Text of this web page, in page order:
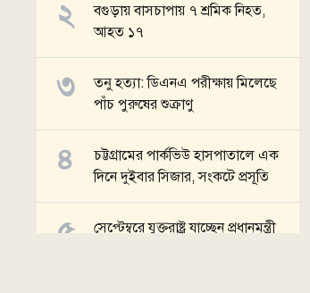
বগুড়ায় বাসচাপায় ৭ শ্রমিক নিহত,
আহত ১৭
তনু হত্যা: ডিএনএ পরীক্ষায় মিলেছে
পাঁচ পুরুষের শুক্রাণু
চট্টগ্রামের পার্কভিউ হাসপাতালে এক
দিনে দুইবার সিজার, সংকটে প্রসূতি
সেপ্টেম্বরে যুক্তরাষ্ট্র যাচ্ছেন প্রধানমন্ত্রী